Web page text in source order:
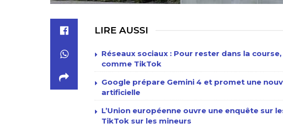
LIRE AUSSI
Réseaux sociaux : Pour rester dans la
comme TikTok
Google prépare Gemini 4 et promet une
artificielle
L’Union européenne ouvre une enquête sur
TikTok sur les mineurs